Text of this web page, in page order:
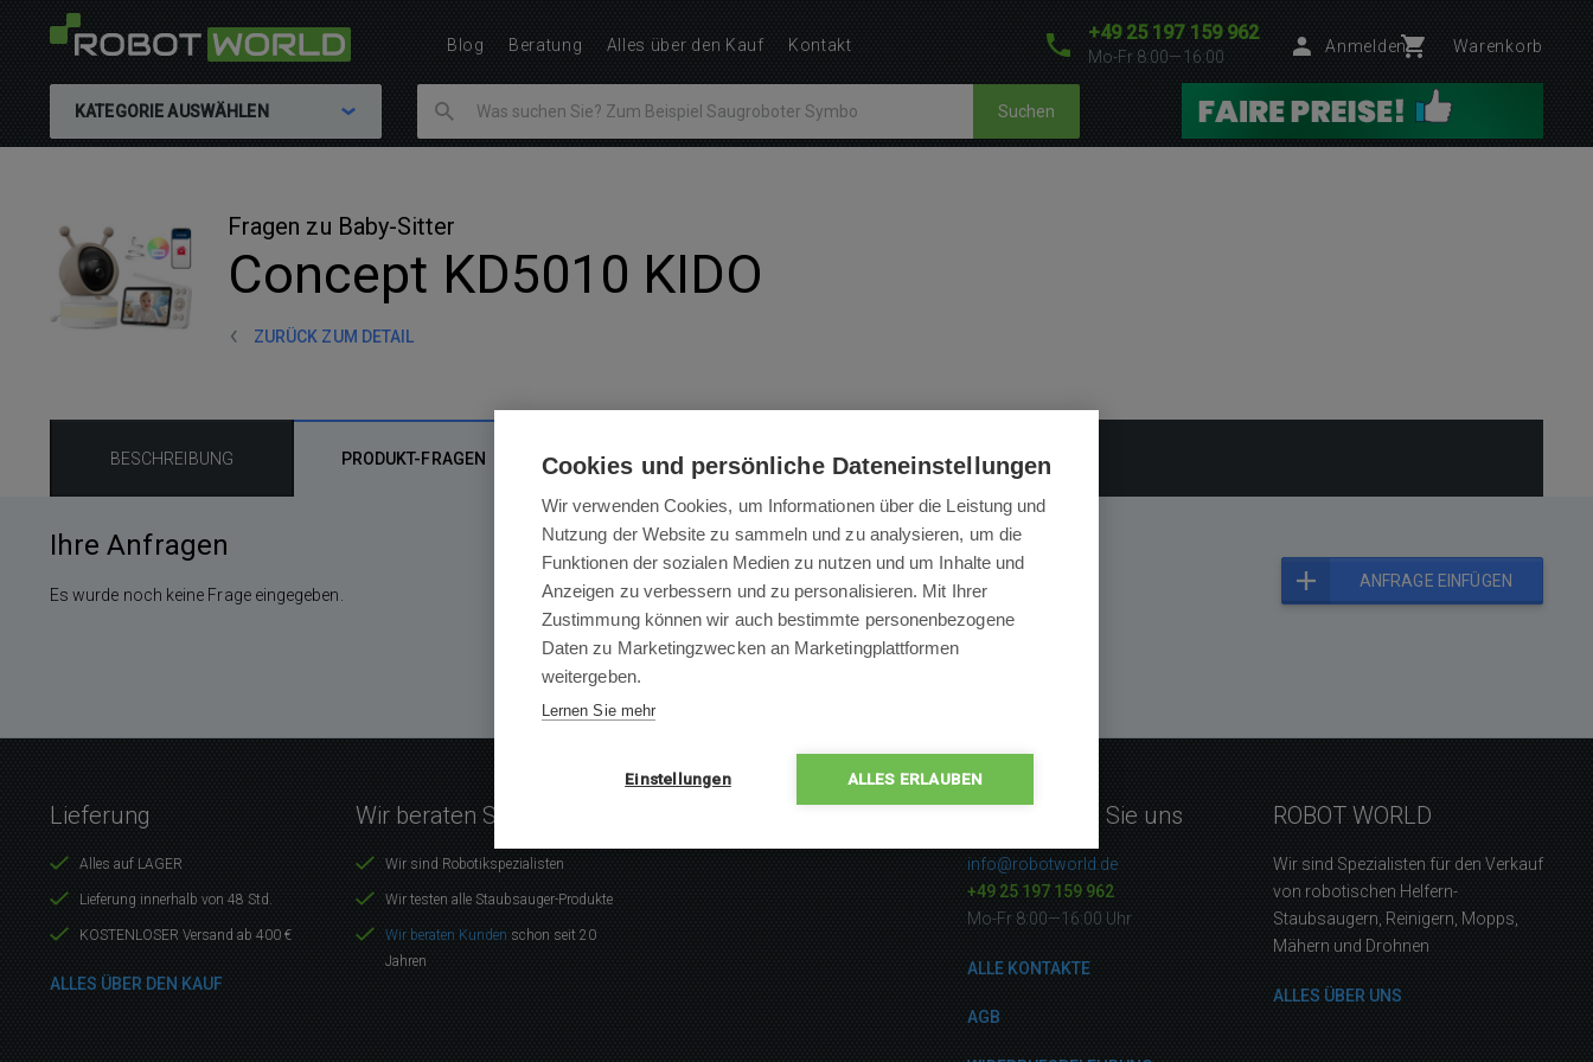
+49 25 197 159 962
Mo-Fr 8:00—16:00
Anmelden Warenkorb
KATEGORIE AUSWÄHLEN Suchen
Fragen zu Baby-Sitter
Concept KD5010 KIDO
ZURÜCK ZUM DETAIL
BESCHREIBUNG PRODUKT-FRAGEN BEWERTUNGEN BEDIENUNGSANLEITUNGEN
Ihre Anfragen
ANFRAGE EINFÜGEN
Es wurde noch keine Frage eingegeben.
ANFRAGE EINFÜGEN
Blog Beratung Alles über den Kauf Kontakt
Lieferung
Alles auf LAGER
Lieferung innerhalb von 48 Std.
KOSTENLOSER Versand ab 400 €
ALLES ÜBER DEN KAUF
Wir beraten Sie gerne
Wir sind Robotikspezialisten
Wir testen alle Staubsauger-Produkte
Wir beraten Kunden schon seit 20
Jahren
Kontaktieren Sie uns
info@robotworld.de
+49 25 197 159 962
Mo-Fr 8:00—16:00 Uhr
ALLE KONTAKTE
AGB
ROBOT WORLD
Wir sind Spezialisten für den Verkauf
von robotischen Helfern-
Staubsaugern, Reinigern, Mopps,
Mähern und Drohnen
ALLES ÜBER UNS
Cookies und persönliche Dateneinstellungen
Wir verwenden Cookies, um Informationen über die Leistung und
Nutzung der Website zu sammeln und zu analysieren, um die
Funktionen der sozialen Medien zu nutzen und um Inhalte und
Anzeigen zu verbessern und zu personalisieren. Mit Ihrer
Zustimmung können wir auch bestimmte personenbezogene
Daten zu Marketingzwecken an Marketingplattformen
weitergeben.
Lernen Sie mehr
Einstellungen ALLES ERLAUBEN